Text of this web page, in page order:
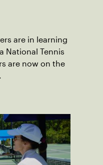
are in learning
National Tennis
are now on the